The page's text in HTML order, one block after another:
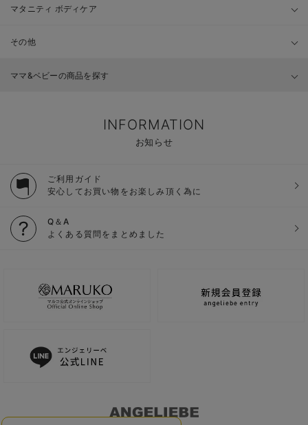
マタニティ ボディケア
その他
ママ&ベビーの商品を探す
INFORMATION
お知らせ
ご利用ガイド
安心してお買い物をお楽しみ頂く為に
Q＆A
よくある質問をまとめました